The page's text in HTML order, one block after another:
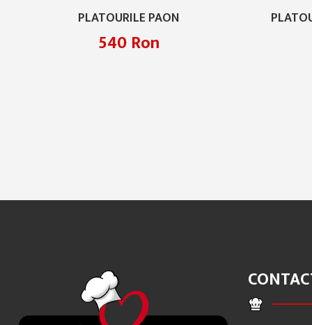
PLATOURILE PAON
540 Ron